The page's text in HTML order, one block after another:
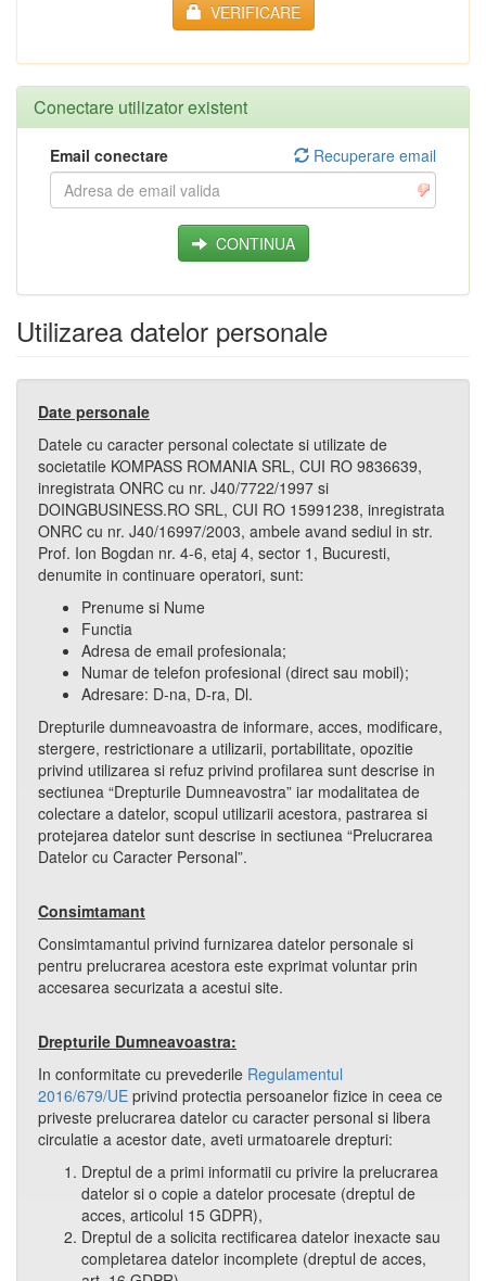
VERIFICARE
Conectare utilizator existent
Email conectare Recuperare email
CONTINUA
Utilizarea datelor personale
Date personale
Datele cu caracter personal colectate si utilizate de
societatile KOMPASS ROMANIA SRL, CUI RO 9836639,
inregistrata ONRC cu nr. J40/7722/1997 si
DOINGBUSINESS.RO SRL, CUI RO 15991238, inregistrata
ONRC cu nr. J40/16997/2003, ambele avand sediul in str.
Prof. Ion Bogdan nr. 4-6, etaj 4, sector 1, Bucuresti,
denumite in continuare operatori, sunt:
Prenume si Nume
Functia
Adresa de email profesionala;
Numar de telefon profesional (direct sau mobil);
Adresare: D-na, D-ra, Dl.
Drepturile dumneavoastra de informare, acces, modificare,
stergere, restrictionare a utilizarii, portabilitate, opozitie
privind utilizarea si refuz privind profilarea sunt descrise in
sectiunea “Drepturile Dumneavostra” iar modalitatea de
colectare a datelor, scopul utilizarii acestora, pastrarea si
protejarea datelor sunt descrise in sectiunea “Prelucrarea
Datelor cu Caracter Personal”.
Consimtamant
Consimtamantul privind furnizarea datelor personale si
pentru prelucrarea acestora este exprimat voluntar prin
accesarea securizata a acestui site.
Drepturile Dumneavoastra:
In conformitate cu prevederile Regulamentul
2016/679/UE privind protectia persoanelor fizice in ceea ce
priveste prelucrarea datelor cu caracter personal si libera
circulatie a acestor date, aveti urmatoarele drepturi:
Dreptul de a primi informatii cu privire la prelucrarea
datelor si o copie a datelor procesate (dreptul de
acces, articolul 15 GDPR),
Dreptul de a solicita rectificarea datelor inexacte sau
completarea datelor incomplete (dreptul de acces,